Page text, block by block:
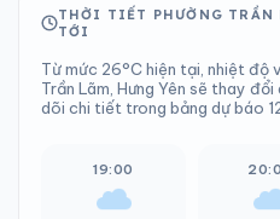
THỜI TIẾT PHƯỜNG TRẦN
TỚI
Từ mức 26°C hiện tại, nhiệt độ
Trần Lãm, Hưng Yên sẽ thay
dõi chi tiết trong bảng dự báo
19:00